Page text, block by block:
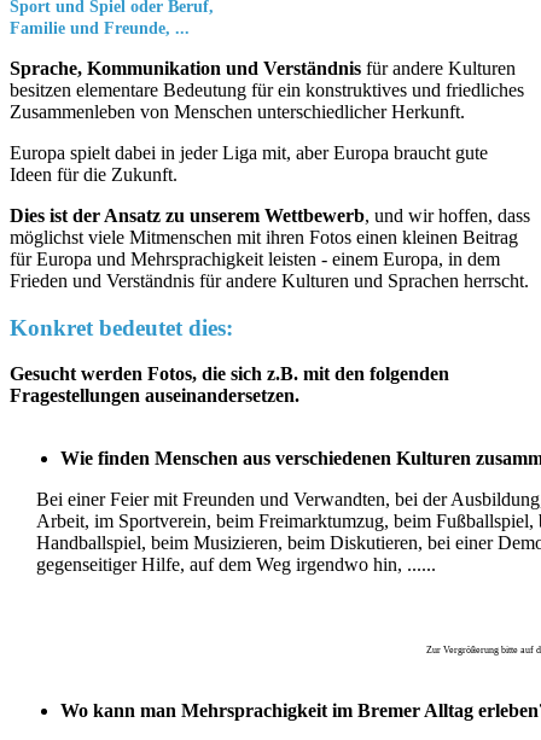
Sport und Spiel oder Beruf,
Familie und Freunde, ...
Sprache, Kommunikation und Verständnis für andere Kulturen
besitzen elementare Bedeutung für ein konstruktives und friedliches
Zusammenleben von Menschen unterschiedlicher Herkunft.
Europa spielt dabei in jeder Liga mit, aber Europa braucht gute
Ideen für die Zukunft.
Dies ist der Ansatz zu unserem Wettbewerb, und wir hoffen, dass
möglichst viele Mitmenschen mit ihren Fotos einen kleinen Beitrag
für Europa und Mehrsprachigkeit leisten - einem Europa, in dem
Frieden und Verständnis für andere Kulturen und Sprachen herrscht.
Konkret bedeutet dies:
Gesucht werden Fotos, die sich z.B. mit den folgenden
Fragestellungen auseinandersetzen.
Wie finden Menschen aus verschiedenen Kulturen
Bei einer Feier mit Freunden und Verwandten, bei der
Arbeit, im Sportverein, beim Freimarktumzug, beim Fußballspiel,
Handballspiel, beim Musizieren, beim Diskutieren, bei einer
gegenseitiger Hilfe, auf dem Weg irgendwo hin, ......
Zur Vergrößerung bitte auf
Wo kann man Mehrsprachigkeit im Bremer Alltag